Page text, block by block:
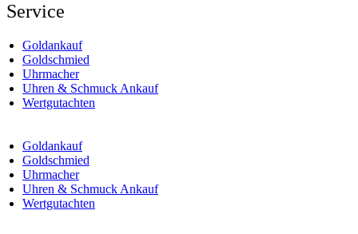
Service
Goldankauf
Goldschmied
Uhrmacher
Uhren & Schmuck Ankauf
Wertgutachten
Goldankauf
Goldschmied
Uhrmacher
Uhren & Schmuck Ankauf
Wertgutachten